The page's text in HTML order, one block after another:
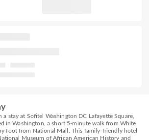
a stay at Sofitel Washington DC Lafayette Square,
in Washington, a short 5-minute walk from White
foot from National Mall. This family-friendly hotel
Museum of African American History and